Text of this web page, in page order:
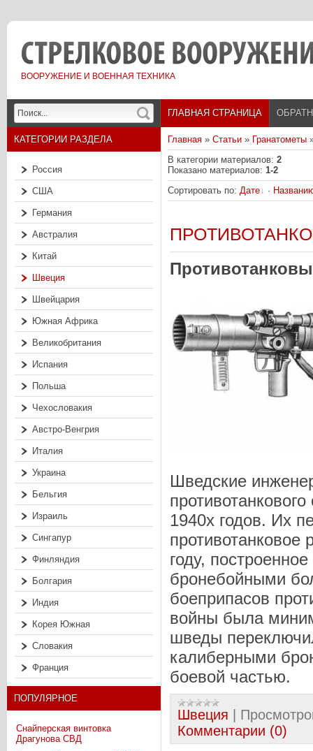
ВООРУЖЕНИЕ И ВОЕННАЯ ТЕХНИКА
ГЛАВНАЯ СТРАНИЦА
КАТЕГОРИИ РАЗДЕЛА
Россия
США
Германия
Австралия
Китай
Швеция
Швейцария
Южная Африка
Великобритания
Испания
Польша
Чехословакия
Австро-Венгрия
Италия
Украина
Бельгия
Израиль
Сингапур
Финляндия
Болгария
Индия
Корея Южная
Словакия
Франция
ПОПУЛЯРНОЕ
Снайперская винтовка
Драгунова СВД
Главная » Статьи » Гранатометы
В категории материалов: 2
Показано материалов: 1-2
Сортировать по: Дате ·
Шведские
1940х годов. Их
противотанковое
году,
бронебойными
боеприпасов
войны была
шведы
калиберными
боевой частью.
Швеция |
Комментарии (0)